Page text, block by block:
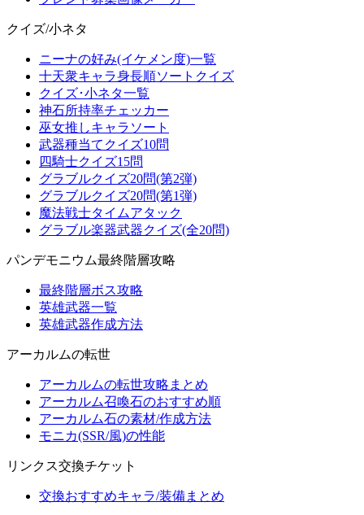
クイズ/小ネタ
ニーナの好み(イケメン度)一覧
十天衆キャラ身長順ソートクイズ
クイズ･小ネタ一覧
神石所持率チェッカー
巫女推しキャラソート
武器種当てクイズ10問
四騎士クイズ15問
グラブルクイズ20問(第2弾)
グラブルクイズ20問(第1弾)
魔法戦士タイムアタック
グラブル楽器武器クイズ(全20問)
パンデモニウム最終階層攻略
最終階層ボス攻略
英雄武器一覧
英雄武器作成方法
アーカルムの転世
アーカルムの転世攻略まとめ
アーカルム召喚石のおすすめ順
アーカルム石の素材/作成方法
モニカ(SSR/風)の性能
リンクス交換チケット
交換おすすめキャラ/装備まとめ